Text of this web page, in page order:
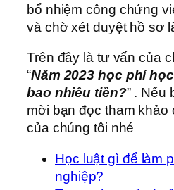
bổ nhiệm công chứng
và chờ xét duyệt hồ sơ
Trên đây là tư vấn của
“Năm 2023 học phí
bao nhiêu tiền?” . Nếu
mời bạn đọc tham khảo
của chúng tôi nhé
Học luật gì để làm
nghiệp?